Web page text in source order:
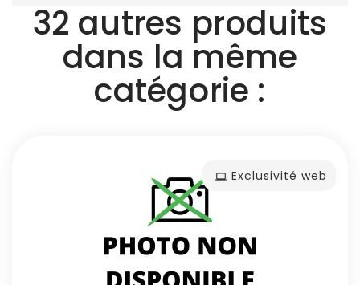
32 autres produits
dans la même
catégorie :
Exclusivité web